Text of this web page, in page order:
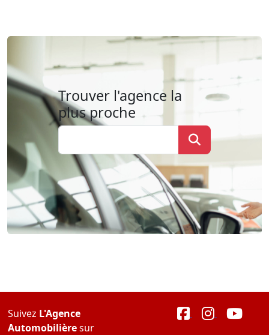
Trouver l'agence la
plus proche
Suivez L'Agence
Automobilièresur